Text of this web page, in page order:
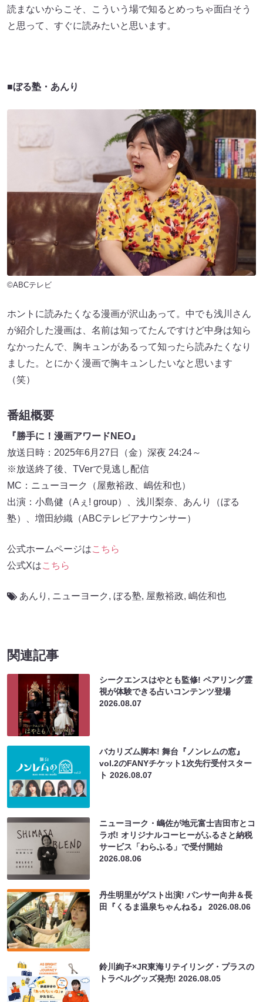
読まないからこそ、こういう場で知るとめっちゃ面白そう
と思って、すぐに読みたいと思います。
■ぼる塾・あんり
©ABCテレビ
ホントに読みたくなる漫画が沢山あって。中でも浅川さん
が紹介した漫画は、名前は知ってたんですけど中身は知ら
なかったんで、胸キュンがあるって知ったら読みたくなり
ました。とにかく漫画で胸キュンしたいなと思います
（笑）
番組概要
『勝手に！漫画アワードNEO』
放送日時：2025年6月27日（金）深夜 24:24～
※放送終了後、TVerで見逃し配信
MC：ニューヨーク（屋敷裕政、嶋佐和也）
出演：小島健（Aぇ! group）、浅川梨奈、あんり（ぼる
塾）、増田紗織（ABCテレビアナウンサー）
公式ホームページはこちら
公式Xはこちら
あんり , ニューヨーク , ぼる塾, 屋敷裕政, 嶋佐和也
関連記事
シークエンスはやとも監修! ペアリング霊
視が体験できる占いコンテンツ登場
2026.08.07
バカリズム脚本! 舞台『ノンレムの窓』
vol.2のFANYチケット1次先行受付スター
ト2026.08.07
ニューヨーク・嶋佐が地元富士吉田市とコ
ラボ! オリジナルコーヒーがふるさと納税
サービス「わらふる」で受付開始
2026.08.06
丹生明里がゲスト出演! パンサー向井＆長
田『くるま温泉ちゃんねる』2026.08.06
鈴川絢子×JR東海リテイリング・プラスの
トラベルグッズ発売!2026.08.05